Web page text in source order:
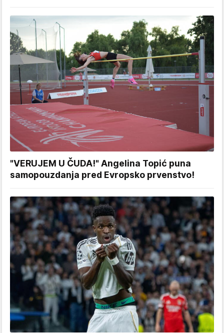
"VERUJEM U ČUDA!" Angelina Topić puna
samopouzdanja pred Evropsko prvenstvo!